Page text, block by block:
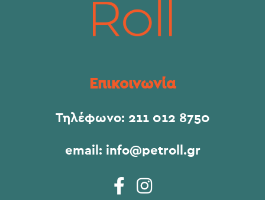
Επικοινωνία
Τηλέφωνο: 211 012 8750
email: info@petroll.gr